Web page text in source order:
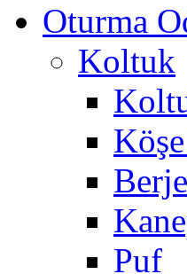
Oturma
Koltuk
Puf